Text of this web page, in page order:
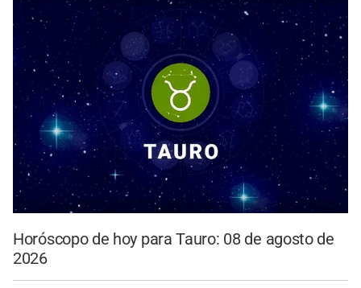
Horóscopo de hoy para Tauro: 08 de agosto de
2026